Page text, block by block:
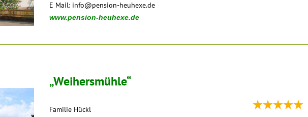
E Mail: info@pension-heuhexe.de
www.pension-heuhexe.de
„Weihersmühle“
Familie Hückl